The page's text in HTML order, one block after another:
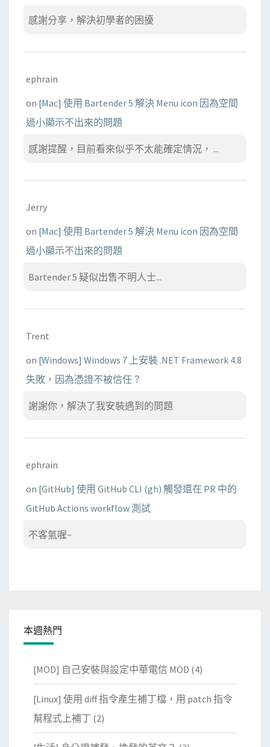
感謝分享，解決初學者的困擾
ephrain
on [Mac] 使用 Bartender 5 解決 Menu icon 因為空間
過小顯示不出來的問題
感謝提醒，目前看來似乎不太能確定情況， ...
Jerry
on [Mac] 使用 Bartender 5 解決 Menu icon 因為空間
過小顯示不出來的問題
Bartender 5 疑似出售不明人士...
Trent
on [Windows] Windows 7 上安裝 .NET Framework 4.8
失敗，因為憑證不被信任？
謝謝你，解決了我安裝遇到的問題
ephrain
on [GitHub] 使用 GitHub CLI (gh) 觸發還在 PR 中的
GitHub Actions workflow 測試
不客氣喔~
本週熱門
[MOD] 自己安裝與設定中華電信 MOD (4)
[Linux] 使用 diff 指令產生補丁檔，用 patch 指令
幫程式上補丁 (2)